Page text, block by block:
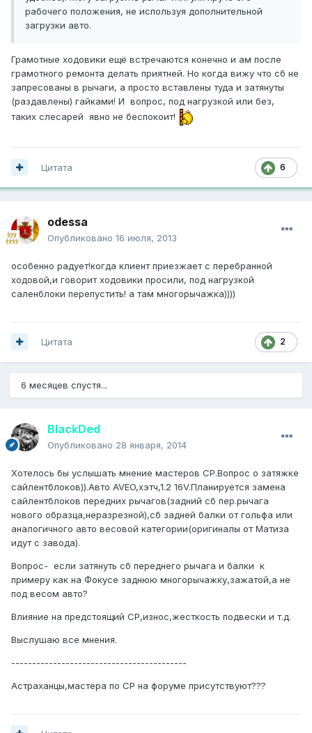
рабочего положения, не используя дополнительной
загрузки авто.
Грамотные ходовики ещё встречаются конечно и ам после
грамотного ремонта делать приятней. Но когда вижу что сб не
запресованы в рычаги, а просто вставлены туда и затянуты
(раздавлены) гайками! И вопрос, под нагрузкой или без,
таких слесарей явно не беспокоит!
6
Цитата
odessa
Опубликовано 16 июля, 2013
особенно радует!когда клиент приезжает с перебранной
ходовой,и говорит ходовики просили, под нагрузкой
саленблоки перепустить! а там многорычажка))))
2
Цитата
6 месяцев спустя...
BlackDed
Опубликовано 28 января, 2014
Хотелось бы услышать мнение мастеров СР.Вопрос о затяжке
сайлентблоков)).Авто AVEO,хэтч,1.2 16V.Планируется замена
сайлентблоков передних рычагов(задний сб пер.рычага
нового образца,неразрезной),сб задней балки от гольфа или
аналогичного авто весовой категории(оригиналы от Матиза
идут с завода).
Вопрос- если затянуть сб переднего рычага и балки к
примеру как на Фокусе заднюю многорычажку,зажатой,а не
под весом авто?
Влияние на предстоящий СР,износ,жесткость подвески и т.д.
Выслушаю все мнения.
------------------------------------------
Астраханцы,мастера по СР на форуме присутствуют???